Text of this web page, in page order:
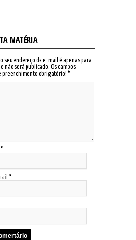
MATÉRIA
seu endereço de e-mail é apenas para
não será publicado. Os campos
preenchimento obrigatório! *
*
*